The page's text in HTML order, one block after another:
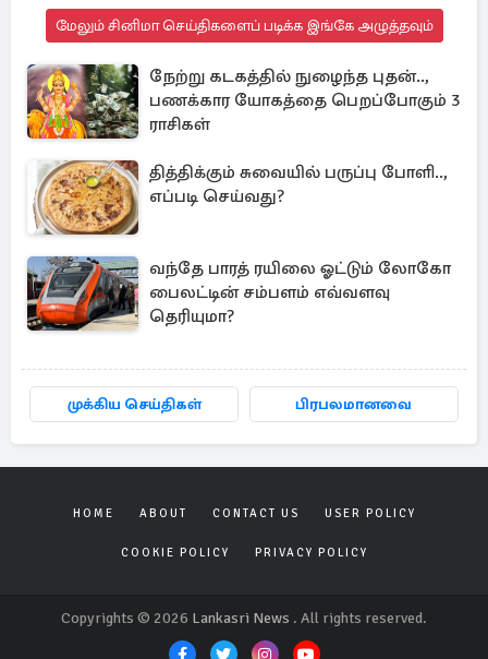
மேலும் சினிமா செய்திகளைப் படிக்க இங்கே அழுத்தவும்
நேற்று கடகத்தில் நுழைந்த புதன்..,
பணக்கார யோகத்தை பெறப்போகும் 3
ராசிகள்
தித்திக்கும் சுவையில் பருப்பு போளி..,
எப்படி செய்வது?
வந்தே பாரத் ரயிலை ஓட்டும் லோகோ
பைலட்டின் சம்பளம் எவ்வளவு
தெரியுமா?
முக்கிய செய்திகள் பிரபலமானவை
HOME ABOUT CONTACT US USER POLICY
COOKIE POLICY PRIVACY POLICY
Copyrights © 2026 Lankasri News . All rights reserved.